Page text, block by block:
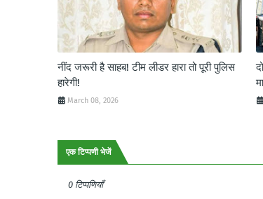
नींद जरूरी है साहब! टीम लीडर हारा तो पूरी पुलिस
हारेगी!
March 08, 2026
एक टिप्पणी भेजें
0 टिप्पणियाँ